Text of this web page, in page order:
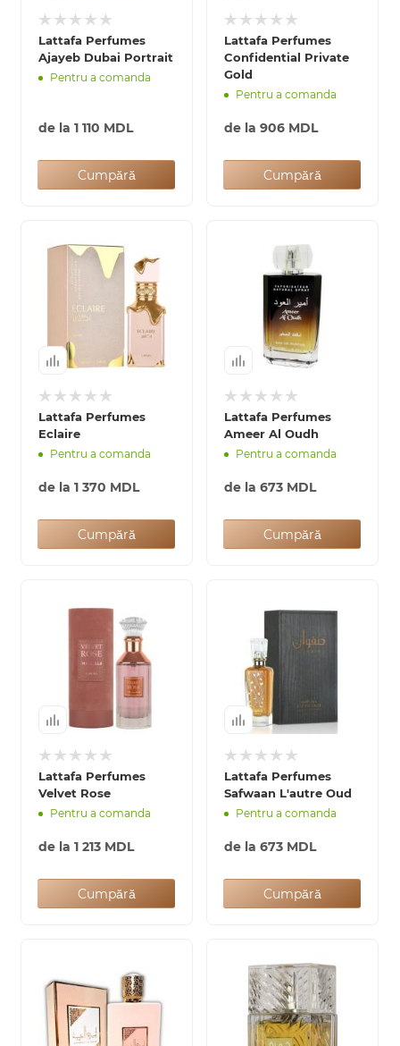
Lattafa Perfumes
Ajayeb Dubai Portrait
Pentru a comanda
de la 1 110 MDL
Cumpără
Lattafa Perfumes
Confidential Private
Gold
Pentru a comanda
de la 906 MDL
Cumpără
Lattafa Perfumes
Eclaire
Pentru a comanda
de la 1 370 MDL
Cumpără
Lattafa Perfumes
Ameer Al Oudh
Pentru a comanda
de la 673 MDL
Cumpără
Lattafa Perfumes
Velvet Rose
Pentru a comanda
de la 1 213 MDL
Cumpără
Lattafa Perfumes
Safwaan L'autre Oud
Pentru a comanda
de la 673 MDL
Cumpără